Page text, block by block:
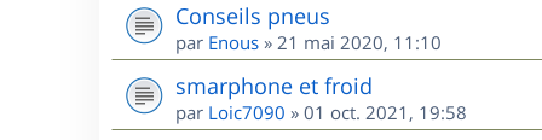
Conseils pneus
par Enous » 21 mai 2020, 11:10
smarphone et froid
par Loic7090 » 01 oct. 2021, 19:58